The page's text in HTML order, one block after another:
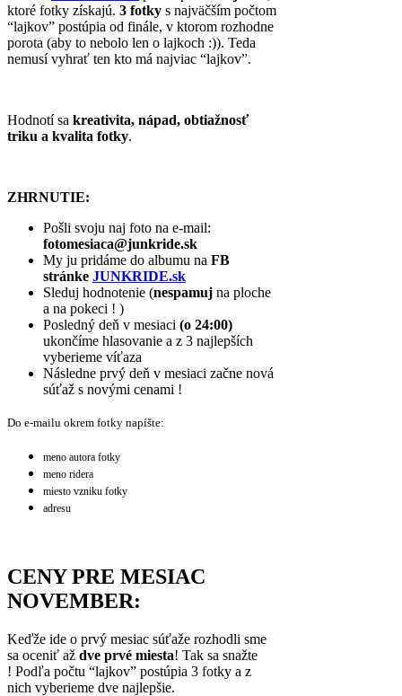
ktoré fotky získajú. 3 fotky s najväčším počtom
“lajkov” postúpia od finále, v ktorom rozhodne
porota (aby to nebolo len o lajkoch :)). Teda
nemusí vyhrať ten kto má najviac “lajkov”.
Hodnotí sa kreativita, nápad, obtiažnosť
triku a kvalita fotky.
ZHRNUTIE:
Pošli svoju naj foto na e-mail:
fotomesiaca@junkride.sk
My ju pridáme do albumu na FB
stránke JUNKRIDE.sk
Sleduj hodnotenie (nespamuj na ploche
a na pokeci ! )
Posledný deň v mesiaci (o 24:00)
ukončíme hlasovanie a z 3 najlepších
vyberieme víťaza
Následne prvý deň v mesiaci začne nová
súťaž s novými cenami !
Do e-mailu okrem fotky napíšte:
meno autora fotky
meno ridera
miesto vzniku fotky
adresu
CENY PRE MESIAC
NOVEMBER:
Keďže ide o prvý mesiac súťaže rozhodli sme
sa oceniť až dve prvé miesta! Tak sa snažte
! Podľa počtu “lajkov” postúpia 3 fotky a z
nich vyberieme dve najlepšie.